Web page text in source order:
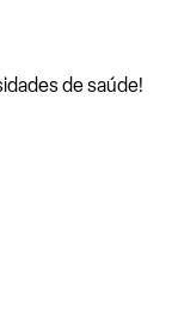
de saúde!